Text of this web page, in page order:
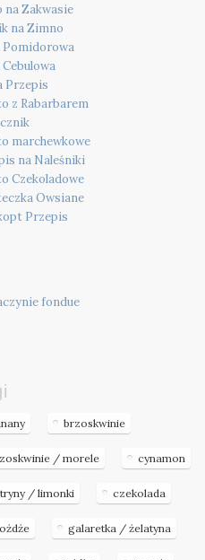
na Zakwasie
na Zimno
Pomidorowa
Przepis
z Rabarbarem
marchewkowe
na Naleśniki
Czekoladowe
Owsiane
Przepis
brzoskwinie
/ morele cynamon
/ limonki czekolada
galaretka / żelatyna